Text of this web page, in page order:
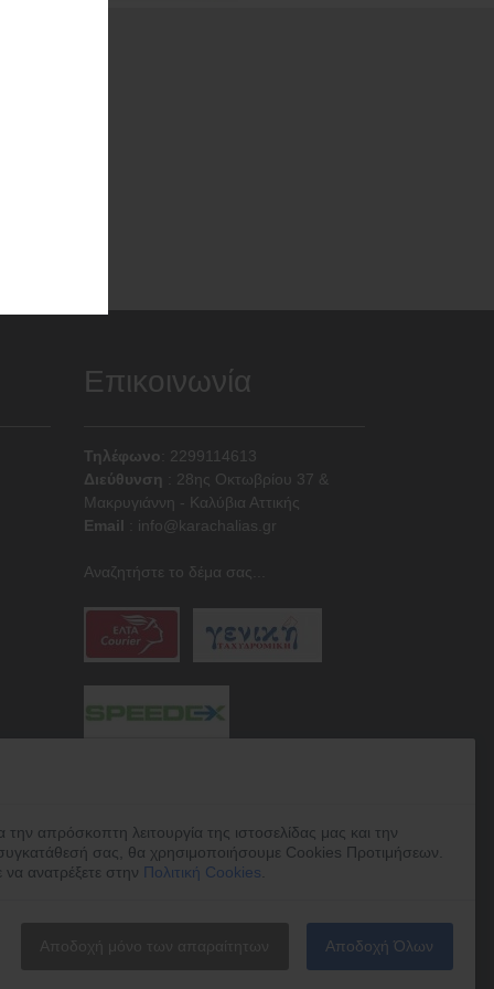
Επικοινωνία
Τηλέφωνο : 2299114613
Διεύθυνση
28ης Οκτωβρίου 37 &
Μακρυγιάννη - Καλύβια Αττικής
Email
info@karachalias.gr
Αναζητήστε το δέμα σας...
απρόσκοπτη λειτουργία της ιστοσελίδας μας και την
σας, θα χρησιμοποιήσουμε Cookies Προτιμήσεων.
ανατρέξετε στην Πολιτική Cookies
Αποδοχή Όλων